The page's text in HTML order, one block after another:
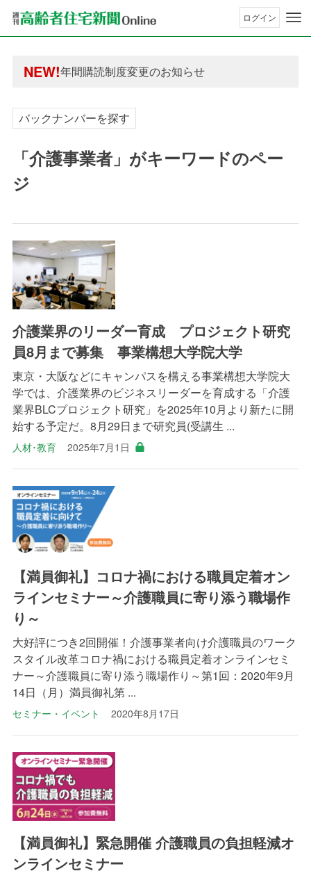
ログイン
NEW!
年間購読制度変更のお知らせ
年間購読制度変更のお知らせ
バックナンバーを探す
「介護事業者」がキーワードのペー
ジ
介護業界のリーダー育成 プロジェクト研究
員8月まで募集 事業構想大学院大学
東京・大阪などにキャンパスを構える事業構想大学院大
学では、介護業界のビジネスリーダーを育成する「介護
業界BLCプロジェクト研究」を2025年10月より新たに開
始する予定だ。8月29日まで研究員(受講生 ...
人材･教育 2025年7月1日
【満員御礼】コロナ禍における職員定着オン
ラインセミナー～介護職員に寄り添う職場作
り～
大好評につき2回開催！介護事業者向け介護職員のワーク
スタイル改革コロナ禍における職員定着オンラインセミ
ナー～介護職員に寄り添う職場作り～第1回：2020年9月
14日（月）満員御礼第 ...
セミナー・イベント 2020年8月17日
【満員御礼】緊急開催 介護職員の負担軽減オ
ンラインセミナー